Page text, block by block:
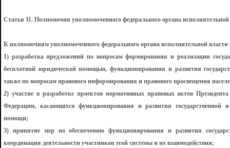
Статья 11. Полномочия уполномоченного федерального органа исполнительной
К полномочиям уполномоченного федерального органа исполнительной власти
1) разработка предложений по вопросам формирования и реализации
бесплатной юридической помощью, функционирования и развития
также по вопросам правового информирования и правового просвещения
2) участие в разработке проектов нормативных правовых актов
Федерации, касающихся функционирования и развития государственной и
помощи;
3) принятие мер по обеспечению функционирования и развития
координация деятельности участников этой системы и их взаимодействия;